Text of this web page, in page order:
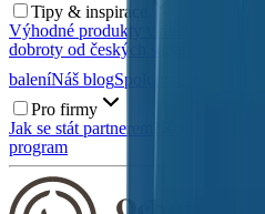
Tipy & inspirace
Výhodné produkty v akci
dobroty od českých sadařů
Nábor:
baleníNáš blogSpolupracujte s námi
Pro firmy
Jak se stát partnerem?
program